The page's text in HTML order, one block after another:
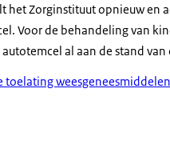
het Zorginstituut opnieuw en
Voor de behandeling van
al aan de stand
toelating